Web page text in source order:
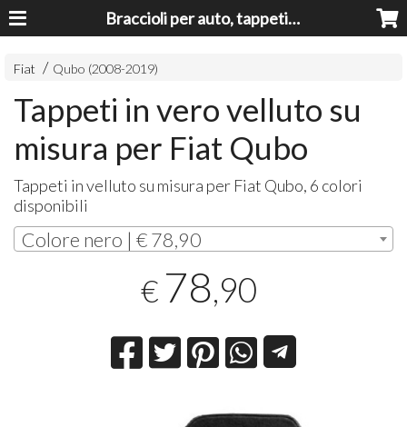
Braccioli per auto, tappeti auto, accessori auto MADE IN ITALY - Armrests, Mittelarmlehnen, Accoundoirs
Fiat Qubo (2008-2019)
Tappeti in vero velluto su
misura per Fiat Qubo
Tappeti in velluto su misura per Fiat Qubo, 6 colori
disponibili
Colore nero | € 78,90
€ 78,90